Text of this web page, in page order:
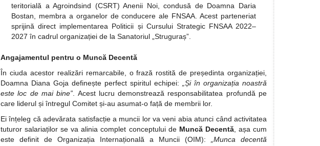
teritorială a Agroindsind (CSRT) Anenii Noi, condusă de Doamna Daria
Bostan, membra a organelor de conducere ale FNSAA. Acest parteneriat
sprijină direct implementarea Politicii și Cursului Strategic FNSAA 2022–
2027 în cadrul organizației de la Sanatoriul „Struguraș”.
Angajamentul pentru o Muncă Decentă
În ciuda acestor realizări remarcabile, o frază rostită de președinta organizației,
Doamna Diana Goja definește perfect spiritul echipei:
„Și în organizația noastră
este loc de mai bine” . Acest lucru demonstrează responsabilitatea profundă pe
care liderul și întregul Comitet și-au asumat-o față de membrii lor.
Ei înțeleg că adevărata satisfacție a muncii lor va veni abia atunci când activitatea
tuturor salariaților se va alinia complet conceptului de Muncă Decentă, așa cum
este definit de Organizația Internațională a Muncii (OIM):
„Munca decentă